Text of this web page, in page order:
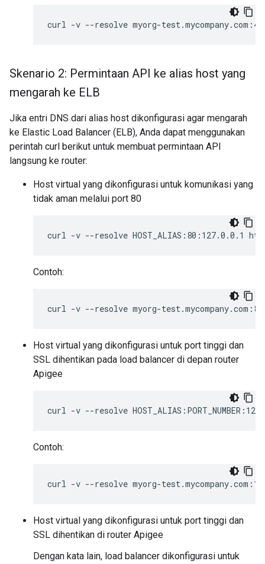
curl -v --resolve myorg-
Skenario 2: Permintaan API ke alias host yang
mengarah ke ELB
Jika entri DNS dari alias host dikonfigurasi agar mengarah
ke Elastic Load Balancer (ELB), Anda dapat menggunakan
perintah curl berikut untuk membuat permintaan API
langsung ke router:
Host virtual yang dikonfigurasi untuk komunikasi yang
tidak aman melalui port 80
curl -v --resolve HOST_ALIAS:80:127.0.0.1
Contoh:
curl -v --resolve myorg-
Host virtual yang dikonfigurasi untuk port tinggi dan
SSL dihentikan pada load balancer di depan router
Apigee
curl -v --resolve
Contoh:
curl -v --resolve myorg-
Host virtual yang dikonfigurasi untuk port tinggi dan
SSL dihentikan di router Apigee
Dengan kata lain, load balancer dikonfigurasi untuk